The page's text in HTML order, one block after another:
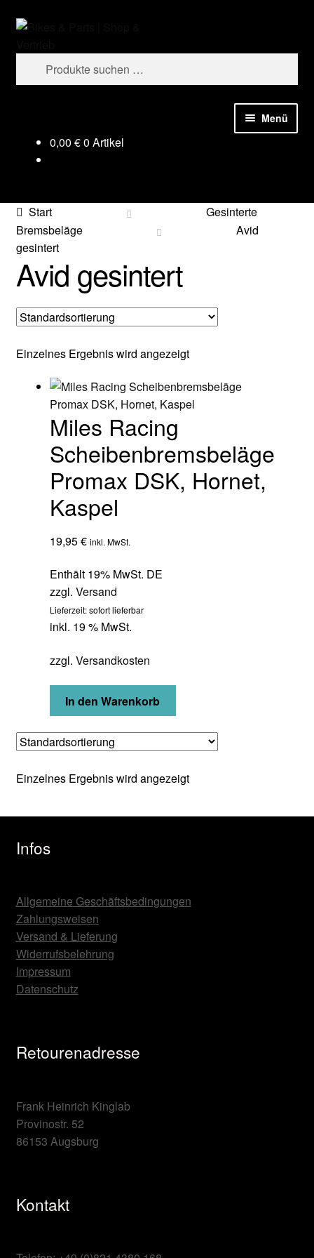
Zur
springen
Zum
springen
Suchen
Suchen
Menü
0,00 €0 Artikel
Start
Gesinterte
Bremsbeläge
Avid
gesintert
Avid gesintert
Einzelnes Ergebnis wird angezeigt
Miles Racing
Scheibenbremsbeläge
Promax DSK, Hornet,
Kaspel
19,95€ inkl. MwSt.
Enthält 19% MwSt. DE
zzgl. Versand
Lieferzeit: sofort lieferbar
inkl. 19 % MwSt.
zzgl. Versandkosten
In den Warenkorb
Einzelnes Ergebnis wird angezeigt
Infos
Allgemeine Geschäftsbedingungen
Zahlungsweisen
Versand & Lieferung
Widerrufsbelehrung
Impressum
Datenschutz
Retourenadresse
Frank Heinrich Kinglab
Provinostr. 52
86153 Augsburg
Kontakt